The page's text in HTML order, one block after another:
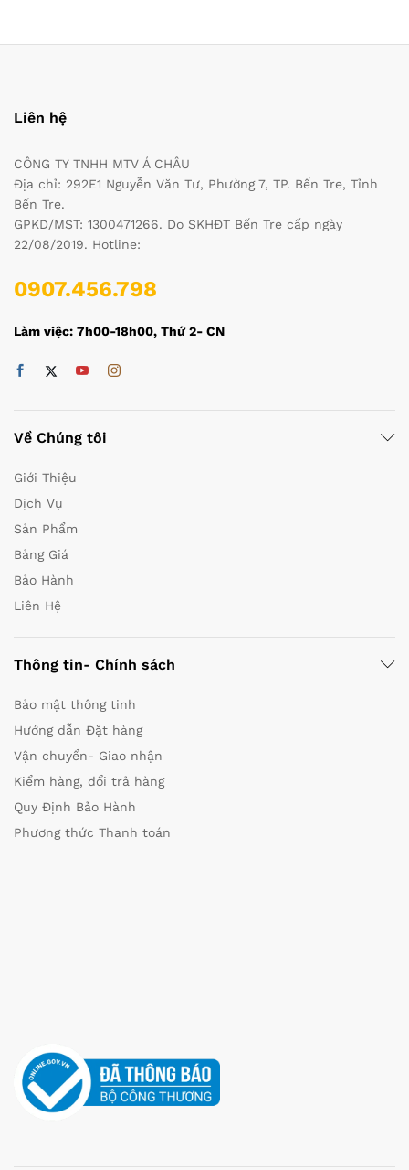
Liên hệ
CÔNG TY TNHH MTV Á CHÂU
Địa chỉ: 292E1 Nguyễn Văn Tư, Phường 7, TP. Bến Tre, Tỉnh
Bến Tre.
GPKD/MST: 1300471266. Do SKHĐT Bến Tre cấp ngày
22/08/2019. Hotline:
0907.456.798
Làm việc: 7h00-18h00, Thứ 2- CN
Về Chúng tôi
Giới Thiệu
Dịch Vụ
Sản Phẩm
Bảng Giá
Bảo Hành
Liên Hệ
Thông tin- Chính sách
Bảo mật thông tinh
Hướng dẫn Đặt hàng
Vận chuyển- Giao nhận
Kiểm hàng, đổi trả hàng
Quy Định Bảo Hành
Phương thức Thanh toán